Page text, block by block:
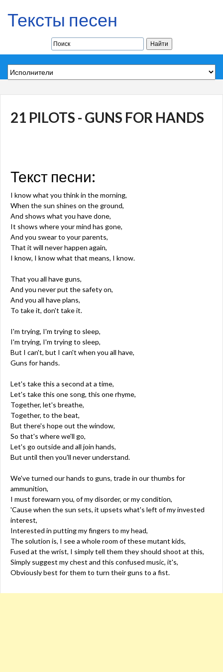
Тексты песен
21 PILOTS - GUNS FOR HANDS
Текст песни:
I know what you think in the morning,
When the sun shines on the ground,
And shows what you have done,
It shows where your mind has gone,
And you swear to your parents,
That it will never happen again,
I know, I know what that means, I know.
That you all have guns,
And you never put the safety on,
And you all have plans,
To take it, don't take it.
I'm trying, I'm trying to sleep,
I'm trying, I'm trying to sleep,
But I can't, but I can't when you all have,
Guns for hands.
Let's take this a second at a time,
Let's take this one song, this one rhyme,
Together, let's breathe,
Together, to the beat,
But there's hope out the window,
So that's where we'll go,
Let's go outside and all join hands,
But until then you'll never understand.
We've turned our hands to guns, trade in our thumbs for
ammunition,
I must forewarn you, of my disorder, or my condition,
'Cause when the sun sets, it upsets what's left of my invested
interest,
Interested in putting my fingers to my head,
The solution is, I see a whole room of these mutant kids,
Fused at the wrist, I simply tell them they should shoot at this,
Simply suggest my chest and this confused music, it's,
Obviously best for them to turn their guns to a fist.